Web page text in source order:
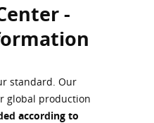
-
standard. Our
global production
according to